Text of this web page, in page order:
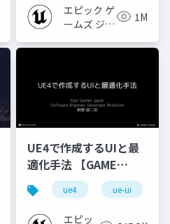
2022】 エピック ゲ
ームズ ジャ
1M
cedec cedec+kyushu
UE4で作成するUIと最
適化手法 【GAME
CREATORS
CONFERENCE '20】
ue4 ue-ui
エピッ